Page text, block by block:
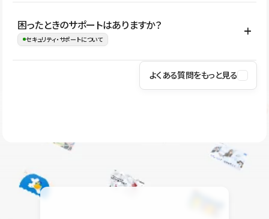
ながらレイアウトに影響を与えずに更新作業を進めやすくなりま
す。
Studioでは、公開サイトやサービスを安全に利用できるよう、通信
の暗号化、データ保護、アクセス管理、脆弱性対策など、複数の観
はSSL/TLSによる通信暗号化に対応しており、悪質なスクリプトの
困ったときのサポートはありますか？
セキュリティ・サポートについて
操作方法や機能については、ヘルプセンターでご確認いただけま
ユーザー同士で質問・相談できるコミュニティもご利用ください。
よくある質問をもっと見る